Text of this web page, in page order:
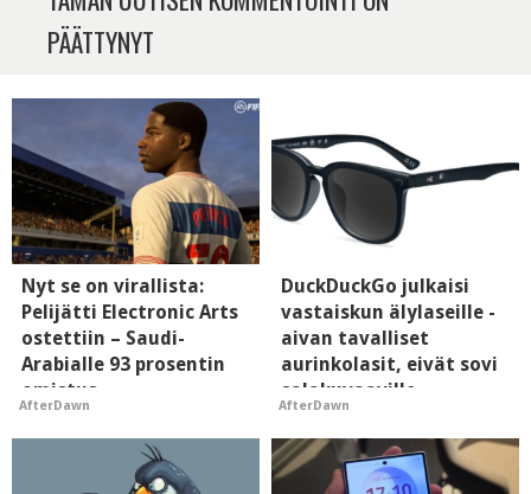
PÄÄTTYNYT
Nyt se on virallista:
Pelijätti Electronic Arts
ostettiin – Saudi-
Arabialle 93 prosentin
omistus
AfterDawn
DuckDuckGo julkaisi
vastaiskun älylaseille -
aivan tavalliset
aurinkolasit, eivät sovi
salakuvaaville
hyypiöille
AfterDawn